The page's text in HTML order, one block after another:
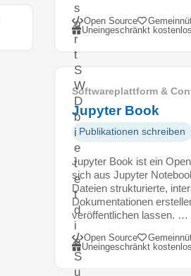
s
o
r
t
S
W
D
b
i
e
t
e
t
d
i
e
S
u
Open Source
Uneingeschränkt kostenlos
Softwareplattform &
Jupyter Book
Publikationen schreiben
Jupyter Book ist ein
sich aus Jupyter
Dateien strukturierte,
Dokumentationen
veröffentlichen lassen. …
Open Source
Uneingeschränkt kostenlos